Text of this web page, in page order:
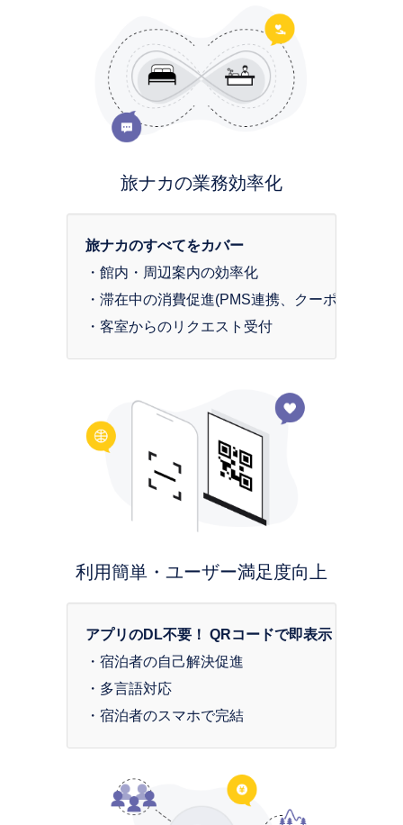
旅ナカの業務効率化
旅ナカのすべてをカバー
・館内・周辺案内の効率化
・滞在中の消費促進(PMS連携、クーポン)
・客室からのリクエスト受付
利用簡単・ユーザー満足度向上
アプリのDL不要！ QRコードで即表示！
・宿泊者の自己解決促進
・多言語対応
・宿泊者のスマホで完結